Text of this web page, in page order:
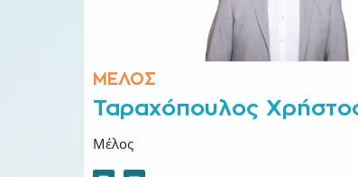
Ταραχόπουλος Χρήστος
Μέλος
Βιογραφικό